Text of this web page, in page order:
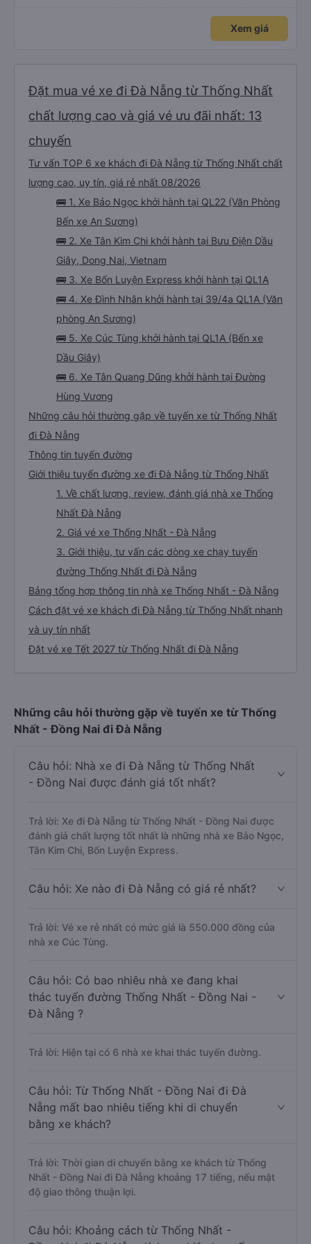
bạn ấy nha. Nếu bạn ấy bị trừ thì bảo bạn ấy liên hệ sđt của mình, mình hỗ
trợ ạ. Số mình đuôi 666, chuyến ĐH-NT ngày 16/1. À các bạn nữ lễ tân xinh
iu còn đổi cho mình phòng đơn sang đôi xong còn note là (một mình) yêu
Xem giá
Đặt mua vé xe đi Đà Nẵng từ Thống Nhất
chất lượng cao và giá vé ưu đãi nhất: 13
chuyến
Tư vấn TOP 6 xe khách đi Đà Nẵng từ Thống Nhất chất
lượng cao, uy tín, giá rẻ nhất 08/2026
🚌 1. Xe Bảo Ngọc khởi hành tại QL22 (Văn Phòng
Bến xe An Sương)
🚌 2. Xe Tân Kim Chi khởi hành tại Bưu Điện Dầu
Giây, Dong Nai, Vietnam
🚌 3. Xe Bốn Luyện Express khởi hành tại QL1A
🚌 4. Xe Đình Nhân khởi hành tại 39/4a QL1A (Văn
phòng An Sương)
🚌 5. Xe Cúc Tùng khởi hành tại QL1A (Bến xe
Dầu Giây)
🚌 6. Xe Tân Quang Dũng khởi hành tại Đường
Hùng Vương
Những câu hỏi thường gặp về tuyến xe từ Thống Nhất
đi Đà Nẵng
Thông tin tuyến đường
Giới thiệu tuyến đường xe đi Đà Nẵng từ Thống Nhất
1. Về chất lượng, review, đánh giá nhà xe Thống
Nhất Đà Nẵng
2. Giá vé xe Thống Nhất - Đà Nẵng
3. Giới thiệu, tư vấn các dòng xe chạy tuyến
đường Thống Nhất đi Đà Nẵng
Bảng tổng hợp thông tin nhà xe Thống Nhất - Đà Nẵng
Cách đặt vé xe khách đi Đà Nẵng từ Thống Nhất nhanh
và uy tín nhất
Đặt vé xe Tết 2027 từ Thống Nhất đi Đà Nẵng
Những câu hỏi thường gặp về tuyến xe từ Thống
Nhất - Đồng Nai đi Đà Nẵng
Câu hỏi: Nhà xe đi Đà Nẵng từ Thống Nhất
- Đồng Nai được đánh giá tốt nhất?
Trả lời: Xe đi Đà Nẵng từ Thống Nhất - Đồng Nai được
đánh giá chất lượng tốt nhất là những nhà xe Bảo Ngọc,
Tân Kim Chi, Bốn Luyện Express.
Câu hỏi: Xe nào đi Đà Nẵng có giá rẻ nhất?
Trả lời: Vé xe rẻ nhất có mức giá là 550.000 đồng của
nhà xe Cúc Tùng.
Câu hỏi: Có bao nhiêu nhà xe đang khai
thác tuyến đường Thống Nhất - Đồng Nai -
Đà Nẵng ?
Trả lời: Hiện tại có 6 nhà xe khai thác tuyến đường.
Câu hỏi: Từ Thống Nhất - Đồng Nai đi Đà
Nẵng mất bao nhiêu tiếng khi di chuyển
bằng xe khách?
Trả lời: Thời gian di chuyển bằng xe khách từ Thống
Nhất - Đồng Nai đi Đà Nẵng khoảng 17 tiếng, nếu mật
độ giao thông thuận lợi.
Câu hỏi: Khoảng cách từ Thống Nhất -